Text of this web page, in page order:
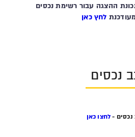
שונתה מתכונת ההצגה עבור רשימת נכסים
לחץ כאן
נכסים
נכסים -לחצו כאן